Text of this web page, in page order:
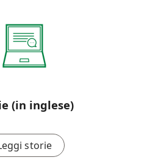
(in inglese)
storie